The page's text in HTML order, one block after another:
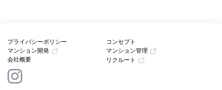
プライバシーポリシー
コンセプト
マンション開発
マンション管理
会社概要
リクルート